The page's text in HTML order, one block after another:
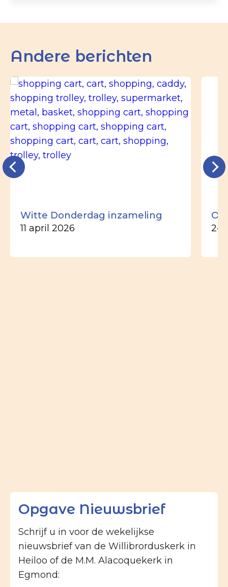
Andere berichten
Witte Donderdag inzameling
11 april 2026 24
Opgave Nieuwsbrief
Schrijf u in voor de wekelijkse
nieuwsbrief van de Willibrorduskerk in
Heiloo of de M.M. Alacoquekerk in
Egmond: